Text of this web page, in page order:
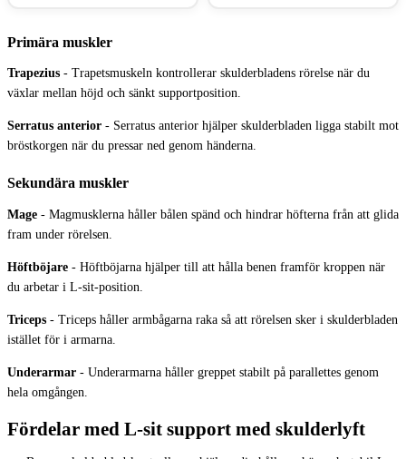
Primära muskler
Trapezius - Trapetsmuskeln kontrollerar skulderbladens rörelse när du
växlar mellan höjd och sänkt supportposition.
Serratus anterior - Serratus anterior hjälper skulderbladen ligga stabilt mot
bröstkorgen när du pressar ned genom händerna.
Sekundära muskler
Mage - Magmusklerna håller bålen spänd och hindrar höfterna från att glida
fram under rörelsen.
Höftböjare - Höftböjarna hjälper till att hålla benen framför kroppen när
du arbetar i L-sit-position.
Triceps - Triceps håller armbågarna raka så att rörelsen sker i skulderbladen
istället för i armarna.
Underarmar - Underarmarna håller greppet stabilt på parallettes genom
hela omgången.
Fördelar med L-sit support med skulderlyft